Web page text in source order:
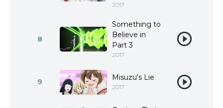
2017
8
Something to
Believe in
Part 3
2017
9 Misuzu's Lie
2017